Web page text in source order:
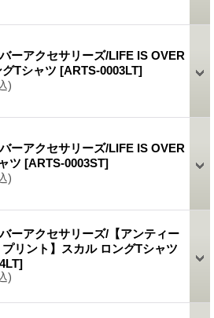
ーアクセサリーズ/LIFE IS OVER
Tシャツ [ARTS-0003LT]
)
ーアクセサリーズ/LIFE IS OVER
ツ [ARTS-0003ST]
)
ーアクセサリーズ/【アンティー
リント】スカル ロングTシャツ
)